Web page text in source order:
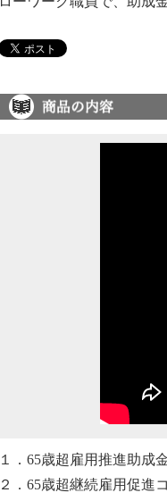
１．65歳超雇用推進助成
２．65歳超継続雇用促進